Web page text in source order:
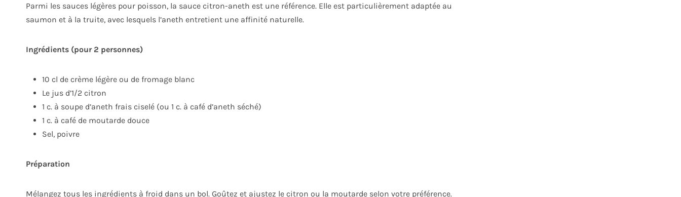
Parmi les sauces légères pour poisson, la sauce citron-aneth est une référence. Elle est particulièrement adaptée au
saumon et à la truite, avec lesquels l’aneth entretient une affinité naturelle.
Ingrédients (pour 2 personnes)
10 cl de crème légère ou de fromage blanc
Le jus d’1/2 citron
1 c. à soupe d’aneth frais ciselé (ou 1 c. à café d’aneth séché)
1 c. à café de moutarde douce
Sel, poivre
Préparation
Mélangez tous les ingrédients à froid dans un bol. Goûtez et ajustez le citron ou la moutarde selon votre préférence.